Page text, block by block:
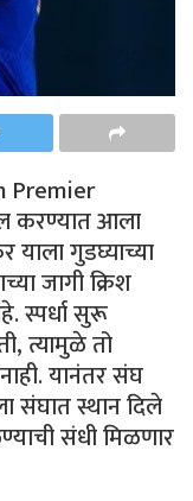
Premier
करण्यात आला
गुडघ्याच्या
जागी क्रिश
स्पर्धा सुरू
त्यामुळे तो
यानंतर संघ
संघात स्थान दिले
संधी मिळणार